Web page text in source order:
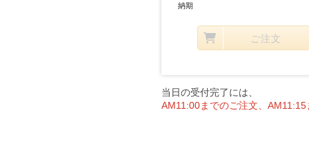
納期
ご注文
当日の受付完了には、
AM11:00までのご注文、